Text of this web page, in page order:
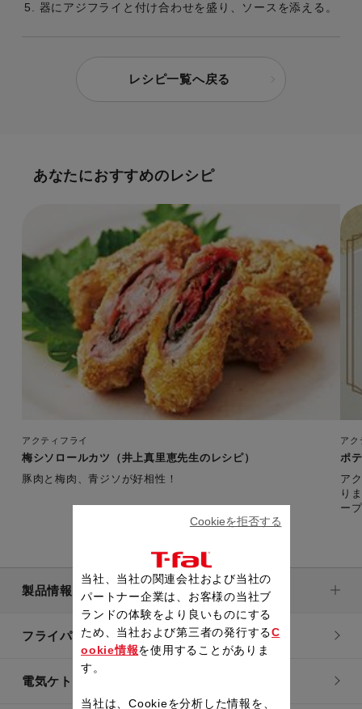
器にアジフライと付け合わせを盛り、ソースを添える。
レシピ一覧へ戻る
あなたにおすすめのレシピ
アクティフライ
梅シソロールカツ（井上真里恵先生のレシピ）
豚肉と梅肉、青ジソが好相性！
アク
ポ
ア
り
ー
製品情報
フライパン・鍋
電気ケトル
当社、当社の関連会社および当社の
パートナー企業は、お客様の当社ブ
ランドの体験をより良いものにする
ため、当社および第三者の発行するC
ookie情報を使用することがありま
す。
当社は、Cookieを分析した情報を、
Cookieを拒否する